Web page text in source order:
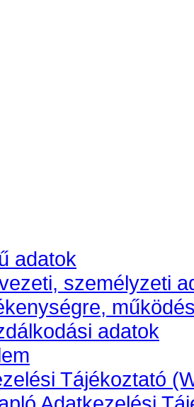
adatok
személyzeti
adatok
Tájékoztató